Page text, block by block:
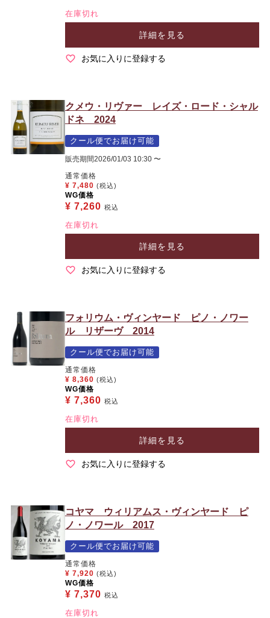
在庫切れ
詳細を見る
お気に入りに登録する
クメウ・リヴァー レイズ・ロード・シャル
ドネ 2024
クール便でお届け可能
販売期間2026/01/03 10:30 〜
通常価格
¥ 7,480 (税込)
WG価格
¥ 7,260 税込
在庫切れ
詳細を見る
お気に入りに登録する
フォリウム・ヴィンヤード ピノ・ノワー
ル リザーヴ 2014
クール便でお届け可能
通常価格
¥ 8,360 (税込)
WG価格
¥ 7,360 税込
在庫切れ
詳細を見る
お気に入りに登録する
コヤマ ウィリアムス・ヴィンヤード ピ
ノ・ノワール 2017
クール便でお届け可能
通常価格
¥ 7,920 (税込)
WG価格
¥ 7,370 税込
在庫切れ